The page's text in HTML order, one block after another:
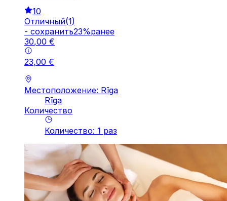
10
Отличный(1)
- cохранить23%ранее
30,00 €
23,00 €
Местоположение: Rīga
Rīga
Количество
Количество: 1 pаз